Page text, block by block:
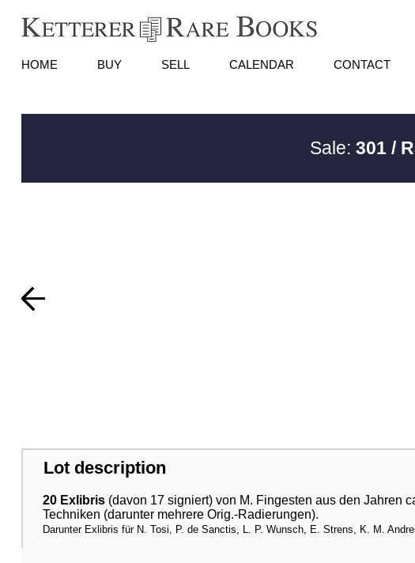
HOME BUY SELL CALENDAR CONTACT
Sale:301 /
Lot description
20 Exlibris(davon 17 signiert) von M. Fingesten aus den Jahren
Techniken (darunter mehrere Orig.-Radierungen).
Darunter Exlibris für N. Tosi, P. de Sanctis, L. P. Wunsch, E. Strens, K. M.